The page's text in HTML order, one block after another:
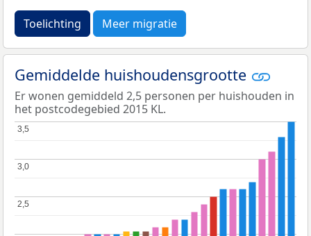
Toelichting Meer migratie
Gemiddelde huishoudensgrootte
Er wonen gemiddeld 2,5 personen per huishouden in
het postcodegebied 2015 KL.
2,5
2,5
3,0
3,0
3,5
3,5